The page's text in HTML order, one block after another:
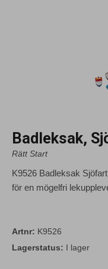
Badleksak,
Rätt Start
K9526 Badleksak
för en mögelfri
Artnr: K9526
Lagerstatus: I lager